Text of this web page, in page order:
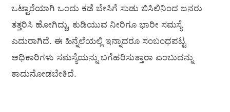
ಒಟ್ಟಾರೆಯಾಗಿ ಒಂದು ಕಡೆ ಬೇಸಿಗೆ ಸುಡು ಬಿಸಿಲಿನಿಂದ ಜನರು
ತತ್ತರಿಸಿ ಹೋಗಿದ್ದು, ಕುಡಿಯುವ ನೀರಿಗೂ ಭಾರೀ ಸಮಸ್ಯೆ
ಎದುರಾಗಿದೆ. ಈ ಹಿನ್ನೆಲೆಯಲ್ಲಿ ಇನ್ನಾದರೂ ಸಂಬಂಧಪಟ್ಟ
ಅಧಿಕಾರಿಗಳು ಸಮಸ್ಯೆಯನ್ನು ಬಗೆಹರಿಸುತ್ತಾರಾ ಎಂಬುದನ್ನು
ಕಾದುನೋಡಬೇಕಿದೆ.